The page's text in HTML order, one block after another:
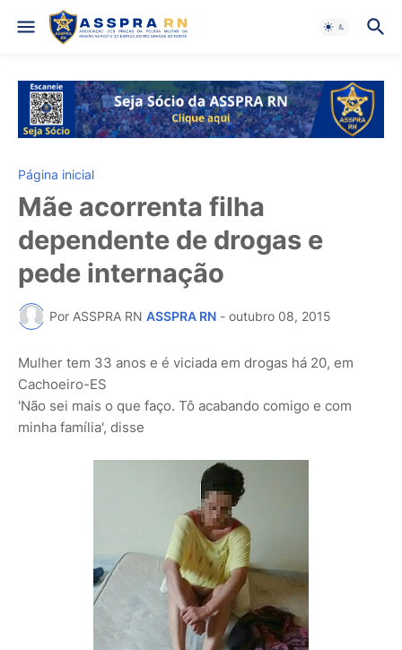
Página inicial
Mãe acorrenta filha
dependente de drogas e
pede internação
Por ASSPRA RN ASSPRA RN - outubro 08, 2015
Mulher tem 33 anos e é viciada em drogas há 20, em
Cachoeiro-ES
'Não sei mais o que faço. Tô acabando comigo e com
minha família', disse